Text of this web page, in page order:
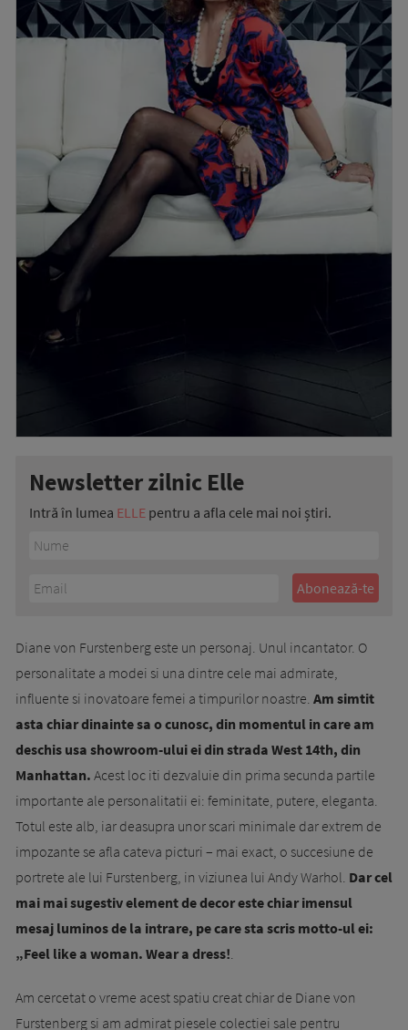
Newsletter zilnic Elle
Intră în lumea ELLE pentru a afla cele mai noi știri.
Diane von Furstenberg este un personaj. Unul incantator. O
personalitate a modei si una dintre cele mai admirate,
influente si inovatoare femei a timpurilor noastre. Am simtit
asta chiar dinainte sa o cunosc, din momentul in care am
deschis usa showroom-ului ei din strada West 14th, din
Manhattan. Acest loc iti dezvaluie din prima secunda partile
importante ale personalitatii ei: feminitate, putere, eleganta.
Totul este alb, iar deasupra unor scari minimale dar extrem de
impozante se afla cateva picturi – mai exact, o succesiune de
portrete ale lui Furstenberg, in viziunea lui Andy Warhol. Dar cel
mai mai sugestiv element de decor este chiar imensul
mesaj luminos de la intrare, pe care sta scris motto-ul ei:
„Feel like a woman. Wear a dress!.
Am cercetat o vreme acest spatiu creat chiar de Diane von
Furstenberg si am admirat piesele colectiei sale pentru